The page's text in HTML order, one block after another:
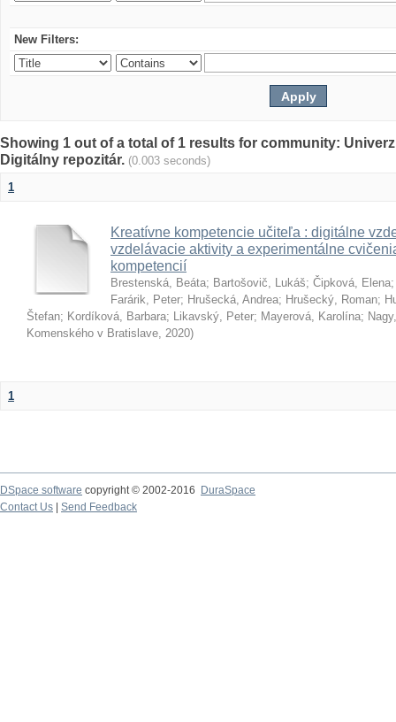
New Filters:
Showing 1 out of a total of 1 results for community:
Digitálny repozitár. (0.003 seconds)
1
Kreatívne kompetencie učiteľa : digitálne
vzdelávacie aktivity a experimentálne
kompetencií
Brestenská, Beáta; Bartošovič, Lukáš; Čipková, Elena
Farárik, Peter; Hrušecká, Andrea; Hrušecký, Roman;
Štefan; Kordíková, Barbara; Likavský, Peter; Mayerová, Karolína;
Komenského v Bratislave, 2020)
1
DSpace software copyright © 2002-2016
DuraSpace
Contact Us
Send Feedback